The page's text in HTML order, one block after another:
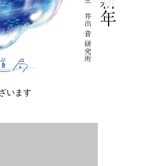
今日の侵入者